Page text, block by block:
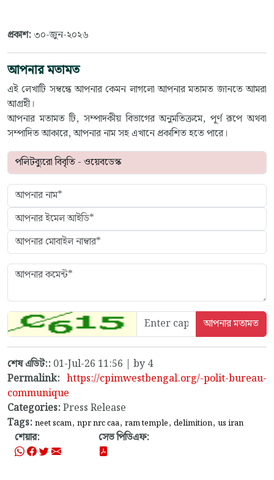
প্রকাশ: ৩০-জুন-২০২৬
আপনার মতামত
এই লেখাটি সম্বন্ধে আপনার কেমন লাগলো আপনার মতামত জানতে আমরা
আগ্রহী।
আপনার মতামত টি, সম্পাদকীয় বিভাগের অনুমতিক্রমে, পূর্ণ রূপে অথবা
সম্পাদিত আকারে, আপনার নাম সহ এখানে প্রকাশিত হতে পারে।
শেষ এডিট:: 01-Jul-26 11:56 | by 4
Permalink: https://cpimwestbengal.org/-polit-bureau-
communique
Categories:Press Release
Tags: neet scam, npr nrc caa, ram temple, delimition, us iran
শেয়ার: সেভ পিডিএফ: